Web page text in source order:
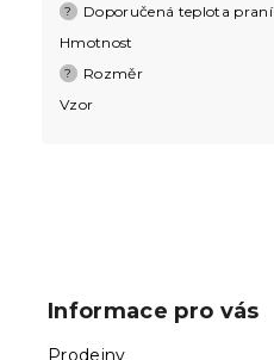
? Doporučená teplota praní
Hmotnost
? Rozměr
Vzor
Informace pro vás
Prodejny